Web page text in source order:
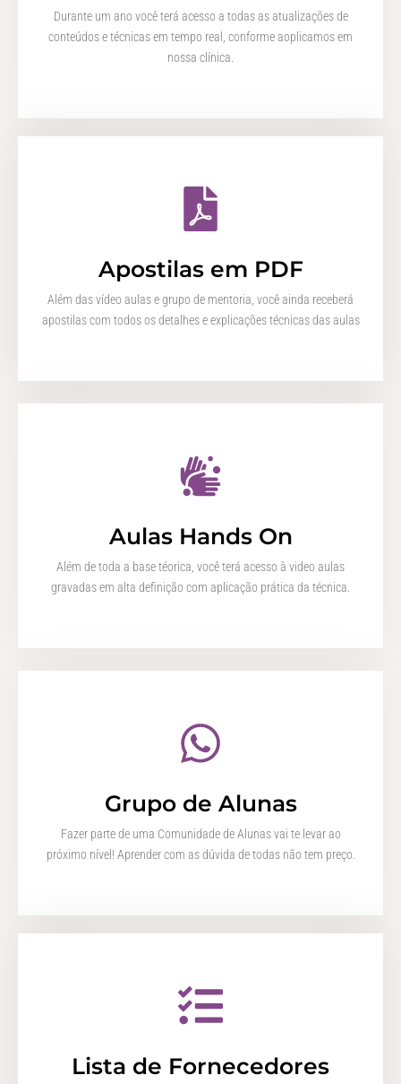
Durante um ano você terá acesso a todas as atualizações de
conteúdos e técnicas em tempo real, conforme aoplicamos em
nossa clínica.
Apostilas em PDF
Além das vídeo aulas e grupo de mentoria, você ainda receberá
apostilas com todos os detalhes e explicações técnicas das aulas
Aulas Hands On
Além de toda a base téorica, você terá acesso à video aulas
gravadas em alta definição com aplicação prática da técnica.
Grupo de Alunas
Fazer parte de uma Comunidade de Alunas vai te levar ao
próximo nível! Aprender com as dúvida de todas não tem preço.
Lista de Fornecedores